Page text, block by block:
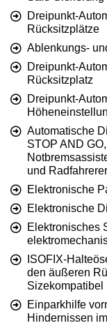
Dreipunkt-
Rücksitzplätze
Ablenkungs-
Dreipunkt-
Rücksitzplatz
Dreipunkt-
Automatische
STOP AND
und
Elektronische
Elektronische
Elektronisches
ISOFIX-
den äußeren
Sizekompatibel
Einparkhilfe
Hindernissen